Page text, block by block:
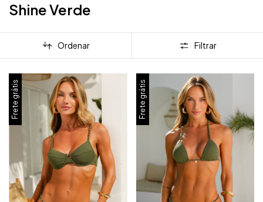
Shine Verde
Ordenar Filtrar
Frete grátis Frete grátis